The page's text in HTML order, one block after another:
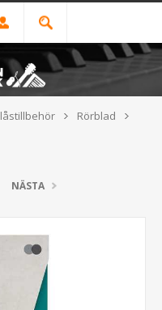
Rörblad
NÄSTA